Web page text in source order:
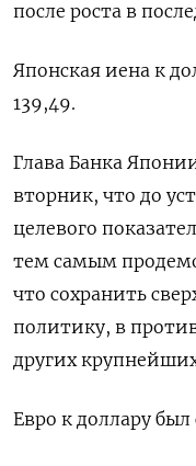
после роста в
Японская иена к
139,49.
Глава Банка
вторник, что до
целевого
тем самым
что сохранить
политику, в
других
Евро к доллару был